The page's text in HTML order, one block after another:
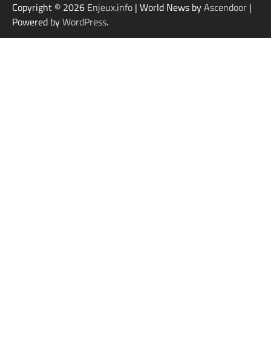
Copyright © 2026 Enjeux.info | World News byAscendoor |
Powered byWordPress.